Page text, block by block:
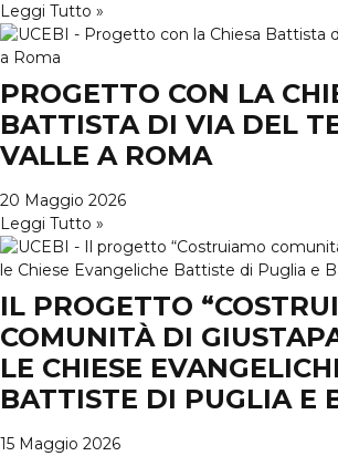
Leggi Tutto »
PROGETTO CON LA
BATTISTA DI VIA DEL
VALLE A ROMA
20 Maggio 2026
Leggi Tutto »
IL PROGETTO
COMUNITÀ DI
LE CHIESE
BATTISTE DI PUGLIA E
15 Maggio 2026